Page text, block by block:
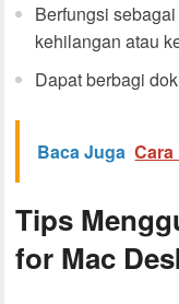
Berfungsi
kehilangan atau
Dapat berbagi
Baca Juga
Tips
for Mac